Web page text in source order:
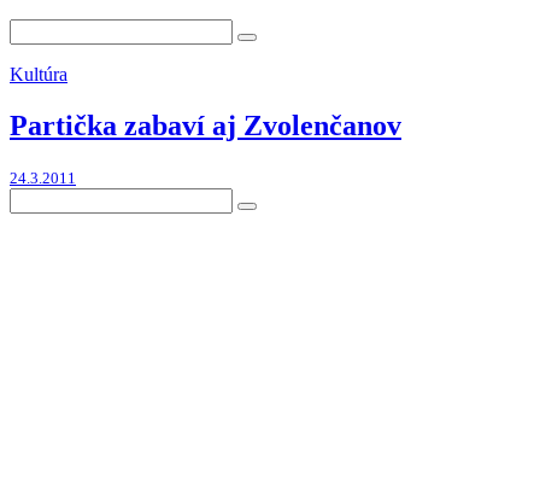
Kultúra
Partička zabaví aj Zvolenčanov
24.3.2011